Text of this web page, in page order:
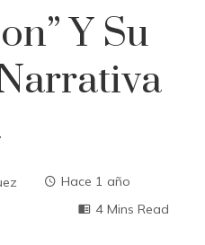
Y Su
Hace 1 año
4 Mins Read